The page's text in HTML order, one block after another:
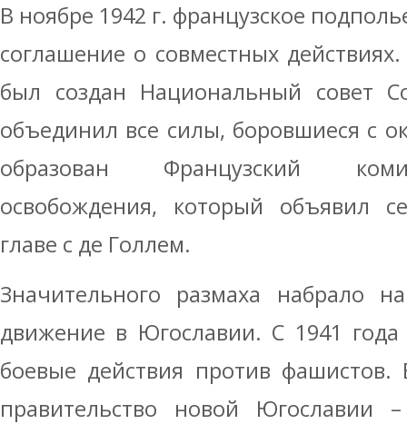
В ноябре 1942 г. французское
соглашение о совместных
был создан Национальный совет
объединил все силы, боровшиеся с
образован Французский
освобождения, который объявил
главе с де Голлем.
Значительного размаха набрало
движение в Югославии. С 1941 года
боевые действия против
правительство новой Югославии